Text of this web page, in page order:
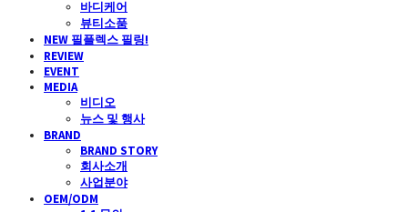
바디케어
뷰티소품
NEW 필플렉스 필링!
REVIEW
EVENT
MEDIA
비디오
뉴스 및 행사
BRAND
BRAND STORY
회사소개
사업분야
OEM/ODM